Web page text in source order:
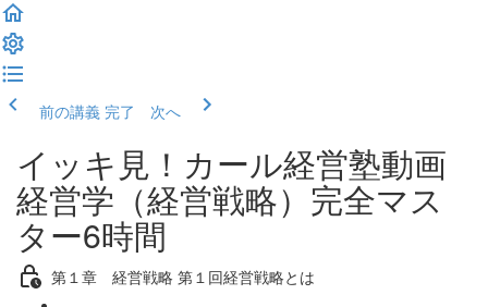
前の講義 完了 次へ
イッキ見！カール経営塾動画
経営学（経営戦略）完全マス
ター6時間
第１章 経営戦略 第１回経営戦略とは